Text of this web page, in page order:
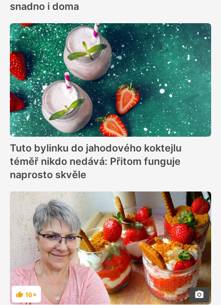
snadno i doma
Tuto bylinku do jahodového koktejlu
téměř nikdo nedává: Přitom funguje
naprosto skvěle
Hodnocení
16×